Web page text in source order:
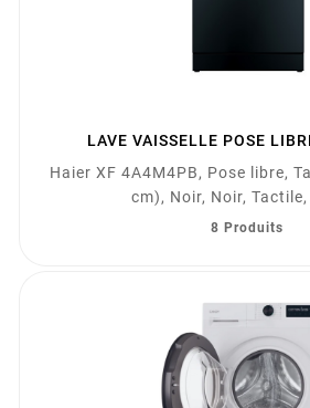
LAVE VAISSELLE POSE
Haier XF 4A4M4PB, Pose libre,
cm), Noir, Noir,
8 Produits